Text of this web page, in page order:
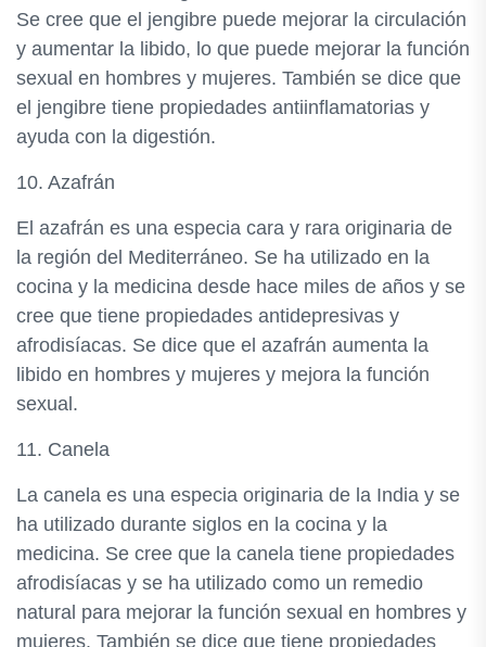
Se cree que el jengibre puede mejorar la circulación
y aumentar la libido, lo que puede mejorar la función
sexual en hombres y mujeres. También se dice que
el jengibre tiene propiedades antiinflamatorias y
ayuda con la digestión.
10. Azafrán
El azafrán es una especia cara y rara originaria de
la región del Mediterráneo. Se ha utilizado en la
cocina y la medicina desde hace miles de años y se
cree que tiene propiedades antidepresivas y
afrodisíacas. Se dice que el azafrán aumenta la
libido en hombres y mujeres y mejora la función
sexual.
11. Canela
La canela es una especia originaria de la India y se
ha utilizado durante siglos en la cocina y la
medicina. Se cree que la canela tiene propiedades
afrodisíacas y se ha utilizado como un remedio
natural para mejorar la función sexual en hombres y
mujeres. También se dice que tiene propiedades